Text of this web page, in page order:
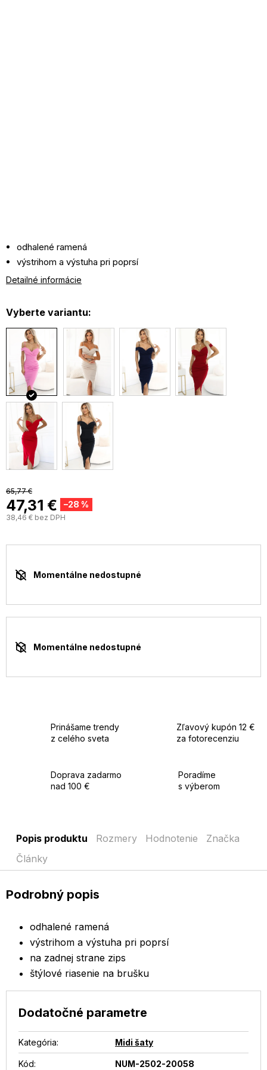
65,77 €
–28 %
47,31 €
38,46 € bez DPH
odhalené ramená
výstrihom a výstuha pri poprsí
na zadnej strane zips
Detailné informácie
Momentálne nedostupné
Momentálne nedostupné
Vyberte variantu:
Prinášame trendy
z celého sveta
Zľavový kupón 12 €
za fotorecenziu
Doprava zadarmo
nad 100 €
Poradíme
s výberom
Popis produktu Rozmery Hodnotenie
Značka
Články
Podrobný popis
odhalené ramená
výstrihom a výstuha pri poprsí
na zadnej strane zips
štýlové riasenie na brušku
Dodatočné parametre
Kategória: Midi šaty
Kód: NUM-2502-20058